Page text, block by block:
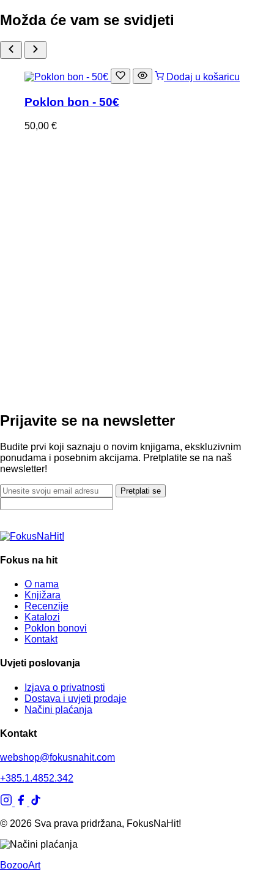
Možda će vam se svidjeti
Dodaj u košaricu
Poklon bon - 50€
50,00 €
Prijavite se na newsletter
Budite prvi koji saznaju o novim knjigama, ekskluzivnim
ponudama i posebnim akcijama. Pretplatite se na naš
newsletter!
Pretplati se
Fokus na hit
O nama
Knjižara
Recenzije
Katalozi
Poklon bonovi
Kontakt
Uvjeti poslovanja
Izjava o privatnosti
Dostava i uvjeti prodaje
Načini plaćanja
Kontakt
webshop@fokusnahit.com
+385.1.4852.342
© 2026 Sva prava pridržana, FokusNaHit!
BozooArt